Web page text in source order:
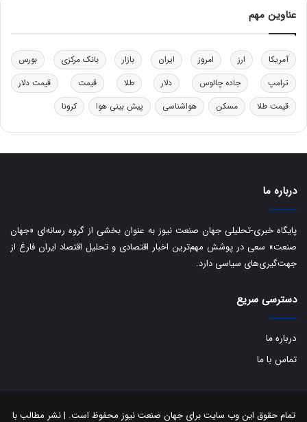
ل
د
خ
و
د
ر
و
ی
ک
ی
ف
ی
عناوین مهم
آمریکا ارز امروز ایران بازار بانک مرکزی
بورس
ترامپ
جاده چالوس دلار طلا قیمت
قیمت دلار
قیمت طلا
مسکن هواشناسی پیش بینی هوا کرونا
درباره ما
پایگاه خبری-تحلیلی جهان صنعت نیوز به عنوان بخشی از گروه رسانه‌ای «جهان
صنعت» سعی در پوشش مهم‌ترین اخبار اقتصادی و تحلیل اقتصاد ایران فارغ از
جهت‌گیری‌های سیاسی دارد.
دسترسی سریع
درباره ما
تماس با ما
تمام حقوق این وب سایت برای جهان صنعت نیوز محفوظ است. | نشر مطالب با